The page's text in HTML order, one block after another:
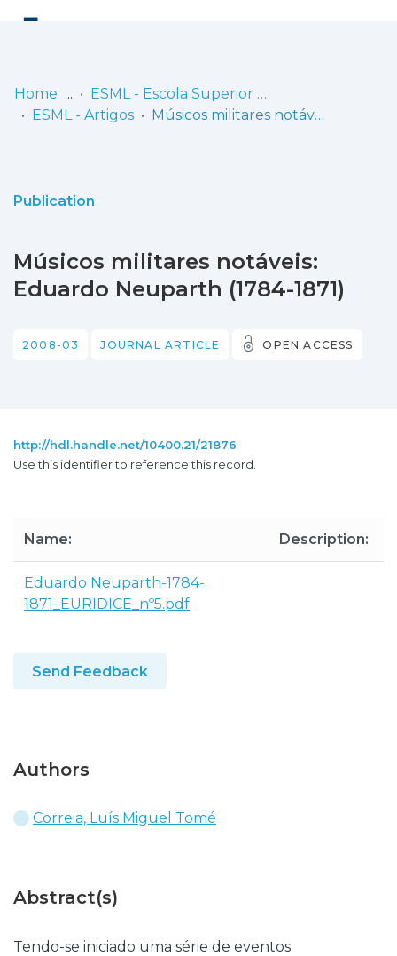
Statistics
Home
ESML - Escola Superior de Música de Lisboa
ESML - Artigos
Músicos militares notáveis: Eduardo Neuparth (1784-1871)
Publication
Músicos militares notáveis:
Eduardo Neuparth (1784-1871)
2008-03 JOURNAL ARTICLE OPEN ACCESS
http://hdl.handle.net/10400.21/21876
Use this identifier to reference this record.
Name: Description:
Eduardo Neuparth-1784-
1871_EURIDICE_nº5.pdf
Send Feedback
Authors
Correia, Luís Miguel Tomé
Abstract(s)
Tendo-se iniciado uma série de eventos